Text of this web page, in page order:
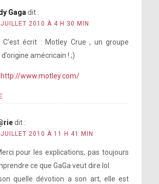
Gaga dit :
2010 À 4 H 30 MIN
C’est écrit : Motley Crue , un groupe
amécricain ! ;)
http://www.motley.com/
dit :
2010 À 11 H 41 MIN
pour les explications, pas toujours
ce que GaGa veut dire lol.
quelle dévotion a son art, elle est